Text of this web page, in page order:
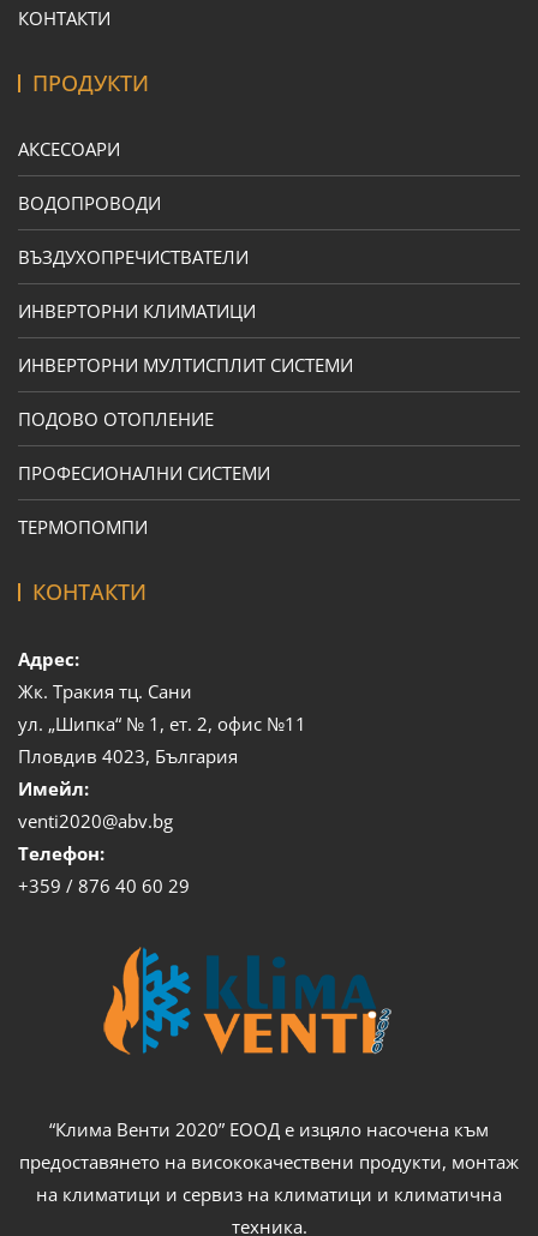
КОНТАКТИ
ПРОДУКТИ
АКСЕСОАРИ
ВОДОПРОВОДИ
ВЪЗДУХОПРЕЧИСТВАТЕЛИ
ИНВЕРТОРНИ КЛИМАТИЦИ
ИНВЕРТОРНИ МУЛТИСПЛИТ СИСТЕМИ
ПОДОВО ОТОПЛЕНИЕ
ПРОФЕСИОНАЛНИ СИСТЕМИ
ТЕРМОПОМПИ
КОНТАКТИ
Адрес:
Жк. Тракия тц. Сани
ул. „Шипка“ № 1, ет. 2, офис №11
Пловдив 4023, България
Имейл:
venti2020@abv.bg
Телефон:
+359 / 876 40 60 29
“Клима Венти 2020” ЕООД е изцяло насочена към
предоставянето на висококачествени продукти, монтаж
на климатици и сервиз на климатици и климатична
техника.